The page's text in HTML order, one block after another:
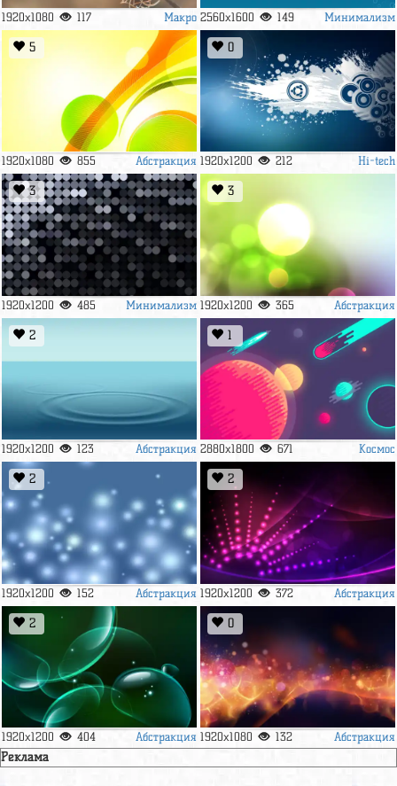
1920x1080 117 Макро 2560x1600 149 Минимализм
5
1920x1080 855 Абстракция
0
1920x1200 212 Hi-tech
3
1920x1200 485 Минимализм
3
1920x1200 365 Абстракция
2
1920x1200 123 Абстракция
1
2880x1800 671 Космос
2
1920x1200 152 Абстракция
2
1920x1200 372 Абстракция
2
1920x1200 404 Абстракция
0
1920x1080 132 Абстракция
Реклама